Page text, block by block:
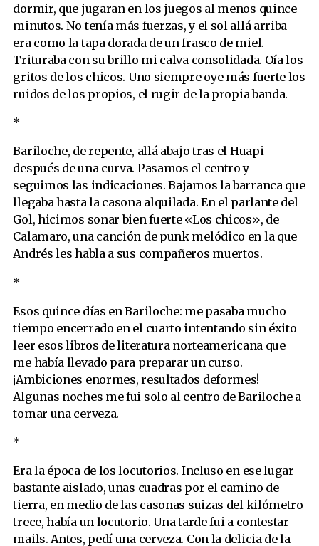
dormir, que jugaran en los juegos al menos quince
minutos. No tenía más fuerzas, y el sol allá arriba
era como la tapa dorada de un frasco de miel.
Trituraba con su brillo mi calva consolidada. Oía los
gritos de los chicos. Uno siempre oye más fuerte los
ruidos de los propios, el rugir de la propia banda.
*
Bariloche, de repente, allá abajo tras el Huapi
después de una curva. Pasamos el centro y
seguimos las indicaciones. Bajamos la barranca que
llegaba hasta la casona alquilada. En el parlante del
Gol, hicimos sonar bien fuerte «Los chicos», de
Calamaro, una canción de punk melódico en la que
Andrés les habla a sus compañeros muertos.
*
Esos quince días en Bariloche: me pasaba mucho
tiempo encerrado en el cuarto intentando sin éxito
leer esos libros de literatura norteamericana que
me había llevado para preparar un curso.
¡Ambiciones enormes, resultados deformes!
Algunas noches me fui solo al centro de Bariloche a
tomar una cerveza.
*
Era la época de los locutorios. Incluso en ese lugar
bastante aislado, unas cuadras por el camino de
tierra, en medio de las casonas suizas del kilómetro
trece, había un locutorio. Una tarde fui a contestar
mails. Antes, pedí una cerveza. Con la delicia de la